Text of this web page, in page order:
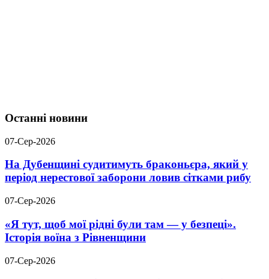
Останні новини
07-Сер-2026
На Дубенщині судитимуть браконьєра, який у
період нерестової заборони ловив сітками рибу
07-Сер-2026
«Я тут, щоб мої рідні були там — у безпеці».
Історія воїна з Рівненщини
07-Сер-2026